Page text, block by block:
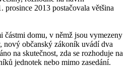
prosince 2013 postačovala většina
částmi domu, v němž jsou vymezeny
nový občanský zákoník uvádí dva
na skutečnost, zda se rozhoduje na
jednotek nebo mimo zasedání.